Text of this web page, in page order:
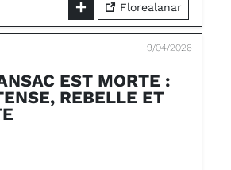
Florealanar
9/04/2026
EST MORTE :
REBELLE ET